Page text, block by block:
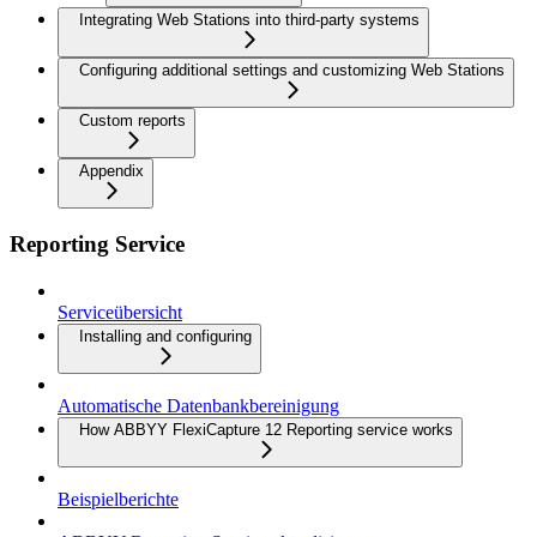
Integrating Web Stations into third-party systems
Configuring additional settings and customizing Web Stations
Custom reports
Appendix
Reporting Service
Serviceübersicht
Installing and configuring
Automatische Datenbankbereinigung
How ABBYY FlexiCapture 12 Reporting service works
Beispielberichte